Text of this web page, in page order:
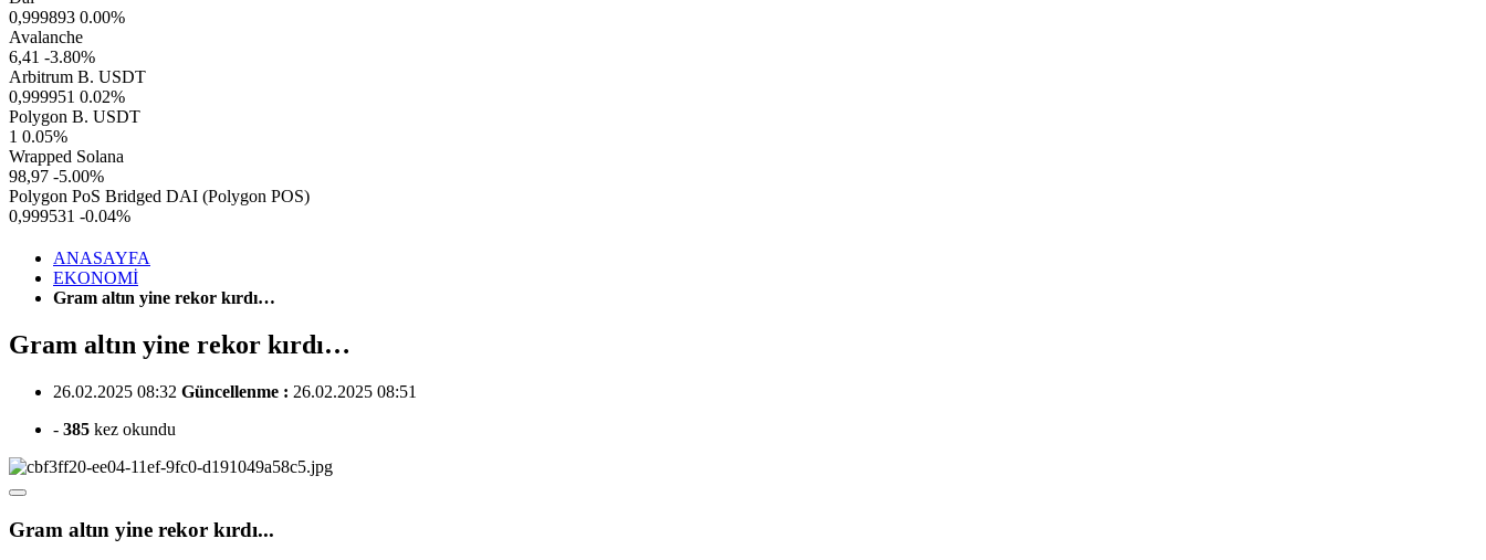
0,999893 0.00%
Avalanche
6,41 -3.80%
Arbitrum B. USDT
0,999951 0.02%
Polygon B. USDT
1 0.05%
Wrapped Solana
98,97 -5.00%
Polygon PoS Bridged DAI (Polygon POS)
0,999531 -0.04%
ANASAYFA
EKONOMİ
Gram altın yine rekor kırdı…
Gram altın yine rekor kırdı…
26.02.2025 08:32 Güncellenme : 26.02.2025 08:51
- 385 kez okundu
Gram altın yine rekor kırdı...